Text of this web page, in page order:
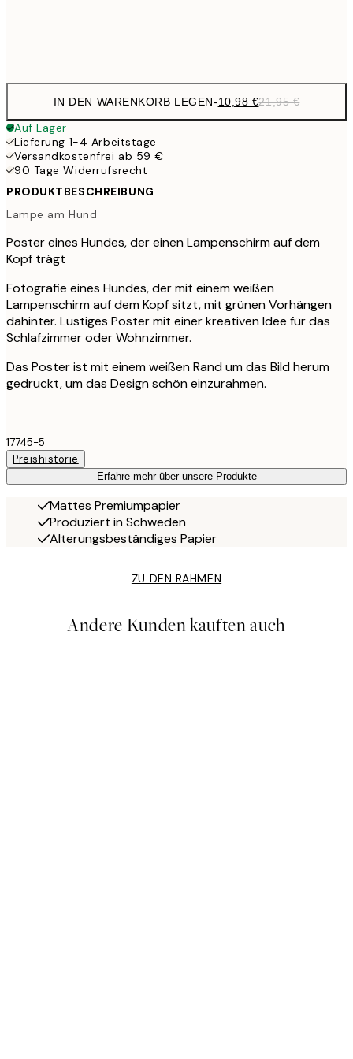
IN DEN WARENKORB LEGEN-10,98 €21,95 €
Auf Lager
Lieferung 1-4 Arbeitstage
Versandkostenfrei ab 59 €
90 Tage Widerrufsrecht
PRODUKTBESCHREIBUNG
Lampe am Hund
Poster eines Hundes, der einen Lampenschirm auf dem
Kopf trägt
Fotografie eines Hundes, der mit einem weißen
Lampenschirm auf dem Kopf sitzt, mit grünen Vorhängen
dahinter. Lustiges Poster mit einer kreativen Idee für das
Schlafzimmer oder Wohnzimmer.
Das Poster ist mit einem weißen Rand um das Bild herum
gedruckt, um das Design schön einzurahmen.
17745-5
Preishistorie
Erfahre mehr über unsere Produkte
Mattes Premiumpapier
Produziert in Schweden
Alterungsbeständiges Papier
ZU DEN RAHMEN
Andere Kunden kauften auch